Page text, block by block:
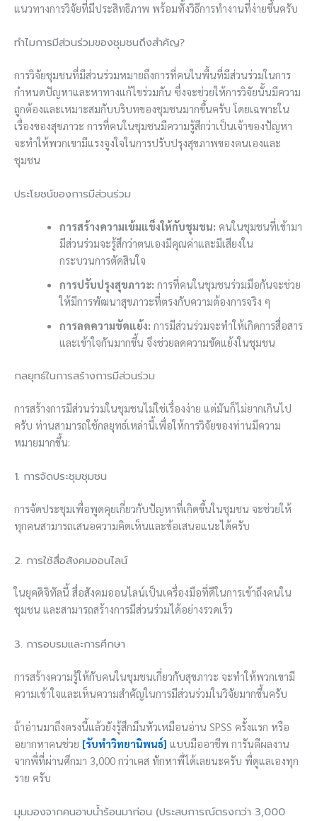
แนวทางการวิจัยที่มีประสิทธิภาพ พร้อมทั้งวิธีการทำงานที่ง่ายขึ้นครับ
ทำไมการมีส่วนร่วมของชุมชนถึงสำคัญ?
การวิจัยชุมชนที่มีส่วนร่วมหมายถึงการที่คนในพื้นที่มีส่วนร่วมในการ
กำหนดปัญหาและหาทางแก้ไขร่วมกัน ซึ่งจะช่วยให้การวิจัยนั้นมีความ
ถูกต้องและเหมาะสมกับบริบทของชุมชนมากขึ้นครับ โดยเฉพาะใน
เรื่องของสุขภาวะ การที่คนในชุมชนมีความรู้สึกว่าเป็นเจ้าของปัญหา
จะทำให้พวกเขามีแรงจูงใจในการปรับปรุงสุขภาพของตนเองและ
ชุมชน
ประโยชน์ของการมีส่วนร่วม
การสร้างความเข้มแข็งให้กับชุมชน: คนในชุมชนที่เข้ามา
มีส่วนร่วมจะรู้สึกว่าตนเองมีคุณค่าและมีเสียงใน
กระบวนการตัดสินใจ
การปรับปรุงสุขภาวะ: การที่คนในชุมชนร่วมมือกันจะช่วย
ให้มีการพัฒนาสุขภาวะที่ตรงกับความต้องการจริง ๆ
การลดความขัดแย้ง: การมีส่วนร่วมจะทำให้เกิดการสื่อสาร
และเข้าใจกันมากขึ้น จึงช่วยลดความขัดแย้งในชุมชน
กลยุทธ์ในการสร้างการมีส่วนร่วม
การสร้างการมีส่วนร่วมในชุมชนไม่ใช่เรื่องง่าย แต่มันก็ไม่ยากเกินไป
ครับ ท่านสามารถใช้กลยุทธ์เหล่านี้เพื่อให้การวิจัยของท่านมีความ
หมายมากขึ้น:
1. การจัดประชุมชุมชน
การจัดประชุมเพื่อพูดคุยเกี่ยวกับปัญหาที่เกิดขึ้นในชุมชน จะช่วยให้
ทุกคนสามารถเสนอความคิดเห็นและข้อเสนอแนะได้ครับ
2. การใช้สื่อสังคมออนไลน์
ในยุคดิจิทัลนี้ สื่อสังคมออนไลน์เป็นเครื่องมือที่ดีในการเข้าถึงคนใน
ชุมชน และสามารถสร้างการมีส่วนร่วมได้อย่างรวดเร็ว
3. การอบรมและการศึกษา
การสร้างความรู้ให้กับคนในชุมชนเกี่ยวกับสุขภาวะ จะทำให้พวกเขามี
ความเข้าใจและเห็นความสำคัญในการมีส่วนร่วมในวิจัยมากขึ้นครับ
ถ้าอ่านมาถึงตรงนี้แล้วยังรู้สึกมึนหัวเหมือนอ่าน SPSS ครั้งแรก หรือ
อยากหาคนช่วย [รับทำวิทยานิพนธ์] แบบมืออาชีพ การันตีผลงาน
จากพี่ที่ผ่านศึกมา 3,000 กว่าเคส ทักหาพี่ได้เลยนะครับ พี่ดูแลเองทุก
ราย ครับ
มุมมองจากคนอาบน้ำร้อนมาก่อน (ประสบการณ์ตรงกว่า 3,000